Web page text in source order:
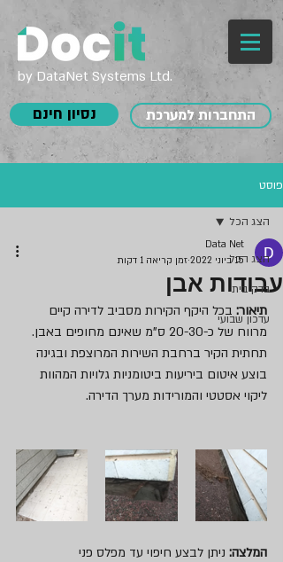
by DataNet Systems Ltd.
נסיון חינם התחברות למערכת
פוסט
הצג הכל
בדק בית
עדכון שבועי
הצג הכל
עבודות אבן
Data Net
15 ביוני 2022
זמן קריאה 1 דקות
תיאור: בכל היקף הקירות מסביב לדירה קיים
מרווח של כ-20-30 ס"מ שאינם מחופים באבן.
תחתית הקיר ברחבת השירות המרוצפת ובגינה
בוצע איטום ביריעות ביטומניות גלויות המהוות
ליקוי אסטטי והמורידות מערך הדירה.
המלצה: ניתן לבצע חיפוי עד מפלס פני